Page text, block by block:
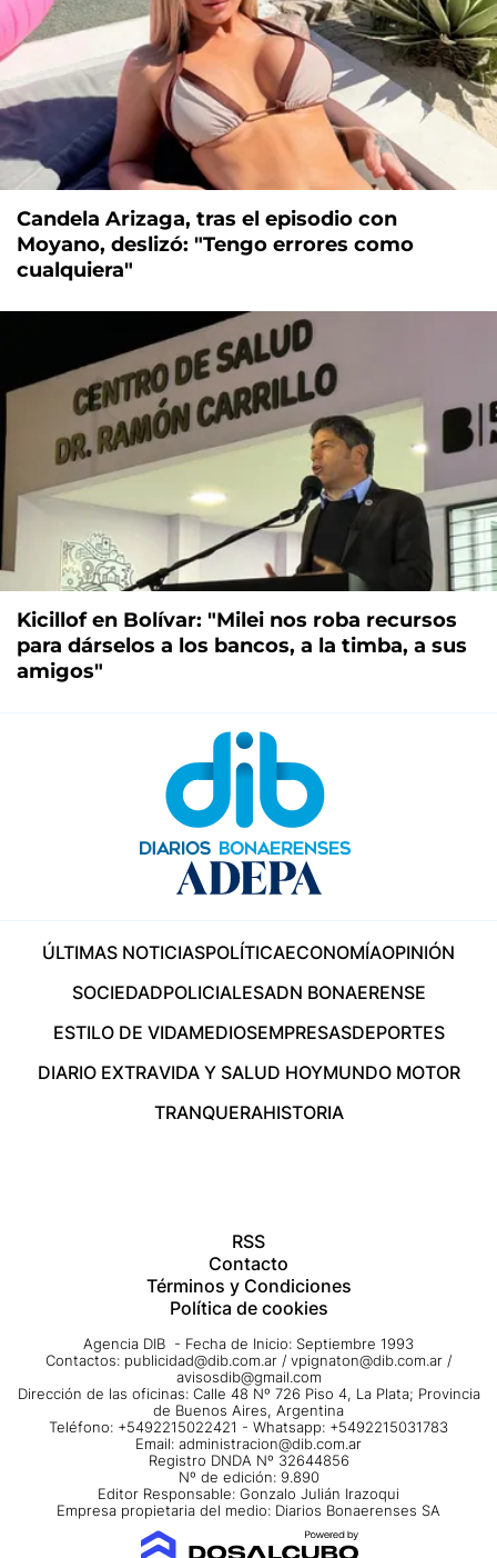
Candela Arizaga, tras el episodio con
Moyano, deslizó: "Tengo errores como
cualquiera"
Kicillof en Bolívar: "Milei nos roba recursos
para dárselos a los bancos, a la timba, a sus
amigos"
ÚLTIMAS NOTICIASPOLÍTICAECONOMÍAOPINIÓN
SOCIEDADPOLICIALESADN BONAERENSE
ESTILO DE VIDAMEDIOSEMPRESASDEPORTES
DIARIO EXTRAVIDA Y SALUD HOYMUNDO MOTOR
TRANQUERAHISTORIA
RSS
Contacto
Términos y Condiciones
Política de cookies
Agencia DIB - Fecha de Inicio: Septiembre 1993
Contactos: publicidad@dib.com.ar / vpignaton@dib.com.ar /
avisosdib@gmail.com
Dirección de las oficinas: Calle 48 Nº 726 Piso 4, La Plata; Provincia
de Buenos Aires, Argentina
Teléfono: +5492215022421 - Whatsapp: +5492215031783
Email: administracion@dib.com.ar
Registro DNDA Nº 32644856
Nº de edición: 9.890
Editor Responsable: Gonzalo Julián Irazoqui
Empresa propietaria del medio: Diarios Bonaerenses SA